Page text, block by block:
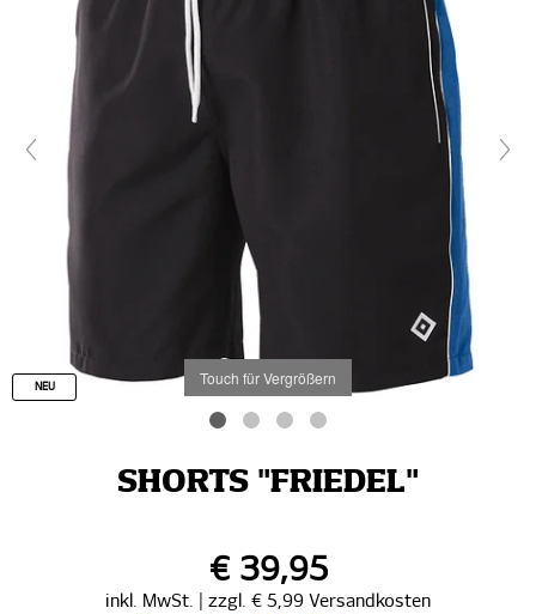
Touch für Vergrößern
NEU
SHORTS "FRIEDEL"
€ 39,95
inkl. MwSt. | zzgl. € 5,99 Versandkosten